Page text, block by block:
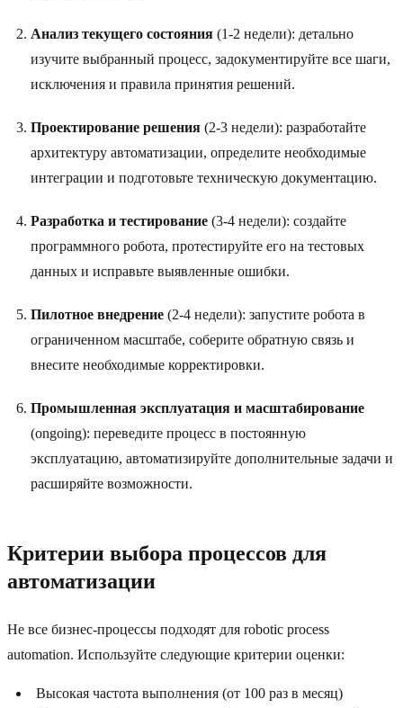
Анализ текущего состояния (1-2 недели): детально
изучите выбранный процесс, задокументируйте все шаги,
исключения и правила принятия решений.
Проектирование решения (2-3 недели): разработайте
архитектуру автоматизации, определите необходимые
интеграции и подготовьте техническую документацию.
Разработка и тестирование (3-4 недели): создайте
программного робота, протестируйте его на тестовых
данных и исправьте выявленные ошибки.
Пилотное внедрение (2-4 недели): запустите робота в
ограниченном масштабе, соберите обратную связь и
внесите необходимые корректировки.
Промышленная эксплуатация и масштабирование
(ongoing): переведите процесс в постоянную
эксплуатацию, автоматизируйте дополнительные задачи и
расширяйте возможности.
Критерии выбора процессов для
автоматизации
Не все бизнес-процессы подходят для robotic process
automation. Используйте следующие критерии оценки:
Высокая частота выполнения (от 100 раз в месяц)